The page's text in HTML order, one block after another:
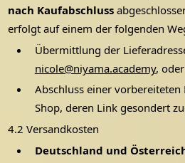
nach Kaufabschluss
erfolgt auf einem der folgenden
Übermittlung der
nicole@niyama.academy, oder
Abschluss einer vorbereiteten
Shop, deren Link gesondert
4.2 Versandkosten
Deutschland und